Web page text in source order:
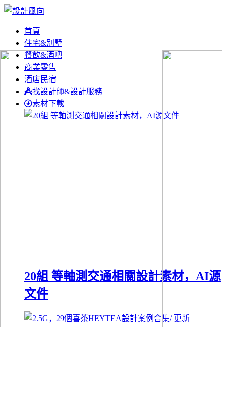
首頁
住宅&別墅
餐飲&酒吧
商業零售
酒店民宿
找設計師&設計服務
素材下載
20組 等軸測交通相關設計素材，AI源
文件